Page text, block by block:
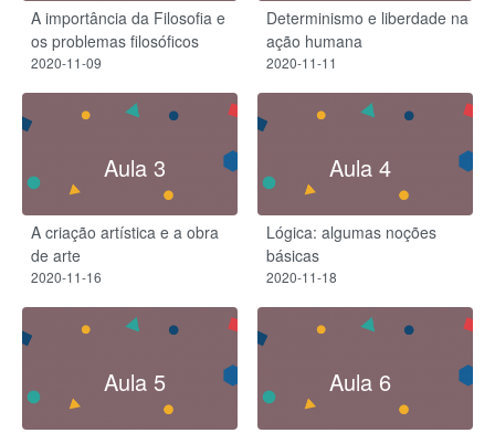
A importância da Filosofia e
os problemas filosóficos
2020-11-09
Determinismo e liberdade na
ação humana
2020-11-11
Aula 3
A criação artística e a obra
de arte
2020-11-16
Aula 4
Lógica: algumas noções
básicas
2020-11-18
Aula 5 Aula 6